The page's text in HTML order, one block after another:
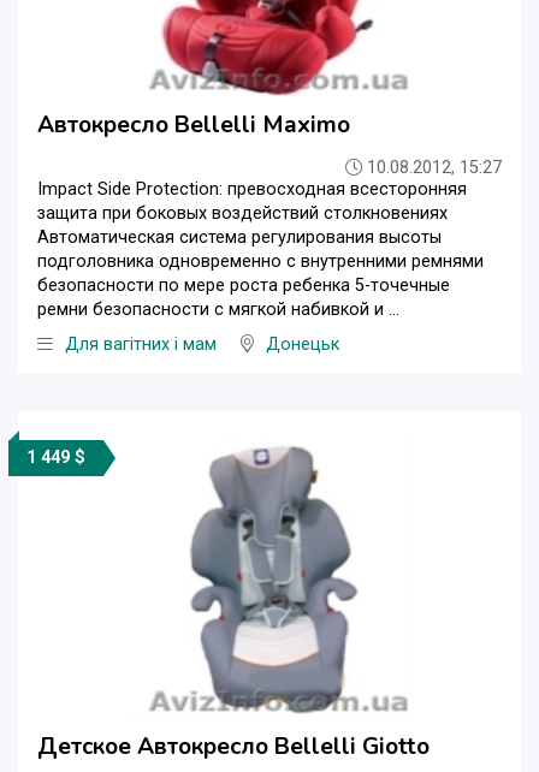
Автокресло Bellelli Maximo
10.08.2012, 15:27
Impact Side Protection: превосходная всесторонняя
защита при боковых воздействий столкновениях
Автоматическая система регулирования высоты
подголовника одновременно с внутренними ремнями
безопасности по мере роста ребенка 5-точечные
ремни безопасности с мягкой набивкой и ...
Для вагітних і мам
Донецьк
1 449 $
Детское Автокресло Bellelli Giotto